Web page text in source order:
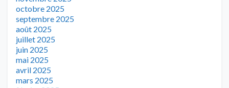
octobre 2025
septembre 2025
août 2025
juillet 2025
juin 2025
mai 2025
avril 2025
mars 2025